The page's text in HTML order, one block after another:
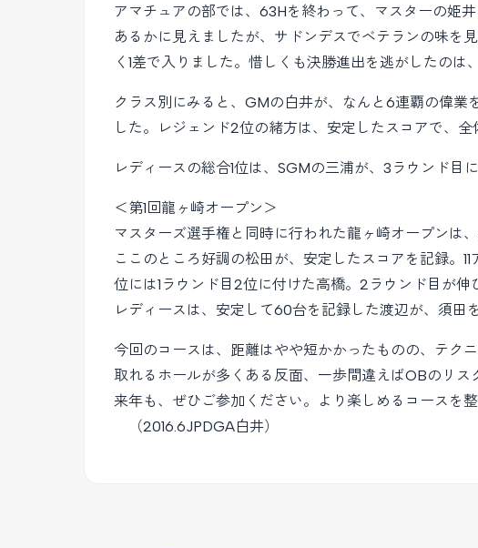
アマチュアの部では、63Hを終わって、マスターの姫
あるかに見えましたが、サドンデスでベテランの味を
く1差で入りました。惜しくも決勝進出を逃がしたのは
クラス別にみると、GMの白井が、なんと6連覇の偉
した。レジェンド2位の緒方は、安定したスコアで、全
レディースの総合1位は、SGMの三浦が、3ラウンド目
＜第1回龍ヶ崎オープン＞
マスターズ選手権と同時に行われた龍ヶ崎オープンは
ここのところ好調の松田が、安定したスコアを記録。
位には1ラウンド目2位に付けた高橋。2ラウンド目が伸
レディースは、安定して60台を記録した渡辺が、須田
今回のコースは、距離はやや短かかったものの、テク
取れるホールが多くある反面、一歩間違えばOBのリス
来年も、ぜひご参加ください。より楽しめるコースを整
（2016.6JPDGA白井）